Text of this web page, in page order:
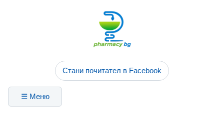
Стани почитател в Facebook
☰ Меню